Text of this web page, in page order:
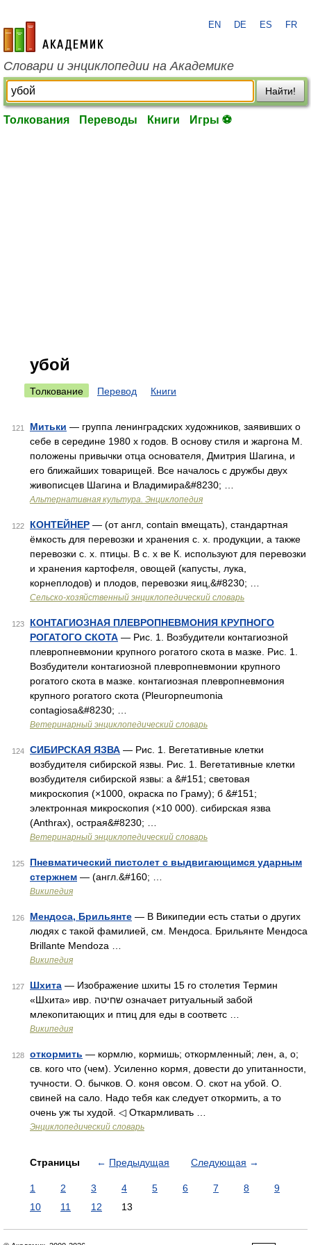
academic.ru
EN DE ES FR
Словари и энциклопедии на Академике
Найти!
Толкования Переводы Книги Игры ⚽
убой
Толкование Перевод Книги
121 Митьки — группа ленинградских художников, заявивших о
себе в середине 1980 х годов. В основу стиля и жаргона М.
положены привычки отца основателя, Дмитрия Шагина, и
его ближайших товарищей. Все началось с дружбы двух
живописцев Шагина и Владимира&#8230; …
Альтернативная культура. Энциклопедия
122 КОНТЕЙНЕР — (от англ, contain вмещать), стандартная
ёмкость для перевозки и хранения с. х. продукции, а также
перевозки с. х. птицы. В с. х ве К. используют для перевозки
и хранения картофеля, овощей (капусты, лука,
корнеплодов) и плодов, перевозки яиц,&#8230; …
Сельско-хозяйственный энциклопедический словарь
123
КОНТАГИОЗНАЯ ПЛЕВРОПНЕВМОНИЯ КРУПНОГО
РОГАТОГО СКОТА — Рис. 1. Возбудители контагиозной
плевропневмонии крупного рогатого скота в мазке. Рис. 1.
Возбудители контагиозной плевропневмонии крупного
рогатого скота в мазке. контагиозная плевропневмония
крупного рогатого скота (Pleuropneumonia
contagiosa&#8230; …
Ветеринарный энциклопедический словарь
124 СИБИРСКАЯ ЯЗВА — Рис. 1. Вегетативные клетки
возбудителя сибирской язвы. Рис. 1. Вегетативные клетки
возбудителя сибирской язвы: а &#151; световая
микроскопия (×1000, окраска по Граму); б &#151;
электронная микроскопия (×10 000). сибирская язва
(Anthrax), острая&#8230; …
Ветеринарный энциклопедический словарь
125
Пневматический пистолет с выдвигающимся ударным
стержнем — (англ.&#160; …
Википедия
126 Мендоса, Брильянте — В Википедии есть статьи о других
людях с такой фамилией, см. Мендоса. Брильянте Мендоса
Brillante Mendoza …
Википедия
127 Шхита — Изображение шхиты 15 го столетия Термин
«Шхита» ивр. שחיטה‎ означает ритуальный забой
млекопитающих и птиц для еды в соответс …
Википедия
128 откормить — кормлю, кормишь; откормленный; лен, а, о;
св. кого что (чем). Усиленно кормя, довести до упитанности,
тучности. О. бычков. О. коня овсом. О. скот на убой. О.
свиней на сало. Надо тебя как следует откормить, а то
очень уж ты худой. ◁ Откармливать …
Энциклопедический словарь
Страницы ← Предыдущая Следующая →
1 2 3 4 5 6 7 8
9
10
11 12 13